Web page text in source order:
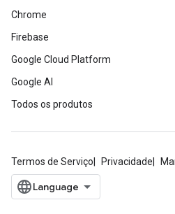
Chrome
Firebase
Google Cloud Platform
Google AI
Todos os produtos
Termos de Serviço Privacidade